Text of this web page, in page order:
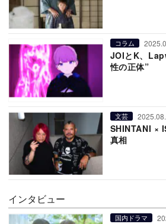
コラム
JOIとK、
性の正体”
文芸
SHINTANI ×
真相
インタビュー
国内ドラマ